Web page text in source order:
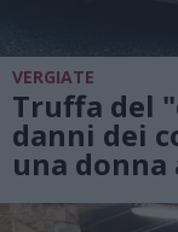
VERGIATE
Truffa del
danni dei
una donna